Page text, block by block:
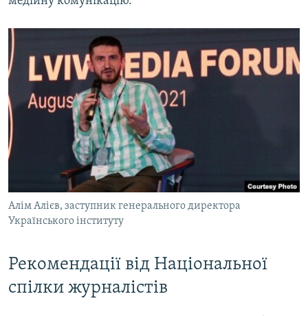
Алім Алієв, заступник генерального директора
Українського інституту
Рекомендації від Національної
спілки журналістів